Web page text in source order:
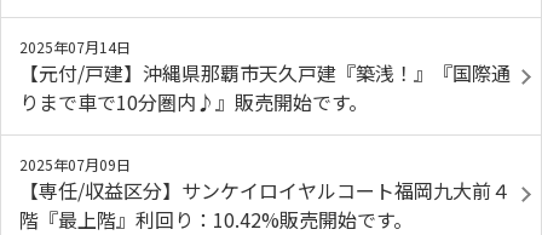
2025年07月14日
【元付/戸建】沖縄県那覇市天久戸建『築浅！』『国際通
りまで車で10分圏内♪』販売開始です。
2025年07月09日
【専任/収益区分】サンケイロイヤルコート福岡九大前４
階『最上階』利回り：10.42%販売開始です。